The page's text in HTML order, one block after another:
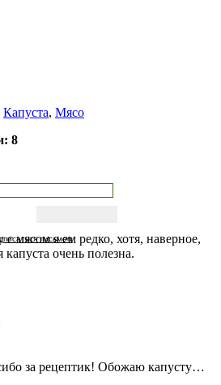
письмом
Капуста, Мясо
8
мясом я ем редко, хотя, наверное,
очень полезна.
за рецептик! Обожаю капусту…